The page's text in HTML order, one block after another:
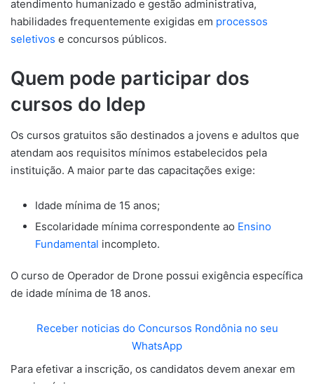
atendimento humanizado e gestão administrativa,
habilidades frequentemente exigidas em processos
seletivos e concursos públicos.
Quem pode participar dos
cursos do Idep
Os cursos gratuitos são destinados a jovens e adultos que
atendam aos requisitos mínimos estabelecidos pela
instituição. A maior parte das capacitações exige:
Idade mínima de 15 anos;
Escolaridade mínima correspondente ao Ensino
Fundamental incompleto.
O curso de Operador de Drone possui exigência específica
de idade mínima de 18 anos.
Receber noticias do Concursos Rondônia no seu
WhatsApp
Para efetivar a inscrição, os candidatos devem anexar em